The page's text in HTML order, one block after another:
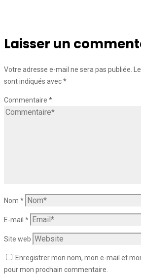
Laisser un
Votre adresse e-mail ne sera pas publiée.
sont indiqués avec*
Commentaire *
Nom *
E-mail *
Site web
Enregistrer mon nom, mon e-mail et
pour mon prochain commentaire.